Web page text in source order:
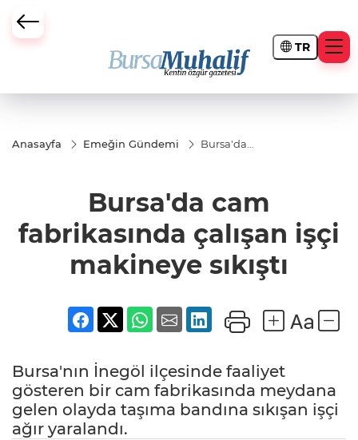
TR
Büyükşehir Darbesi
Anasayfa Emeğin Gündemi
Bursa'da
makineye
sıkıştı
Bursa'da cam
fabrikasında çalışan işçi
makineye sıkıştı
Bursa'nın İnegöl ilçesinde faaliyet
gösteren bir cam fabrikasında meydana
gelen olayda taşıma bandına sıkışan işçi
ağır yaralandı.